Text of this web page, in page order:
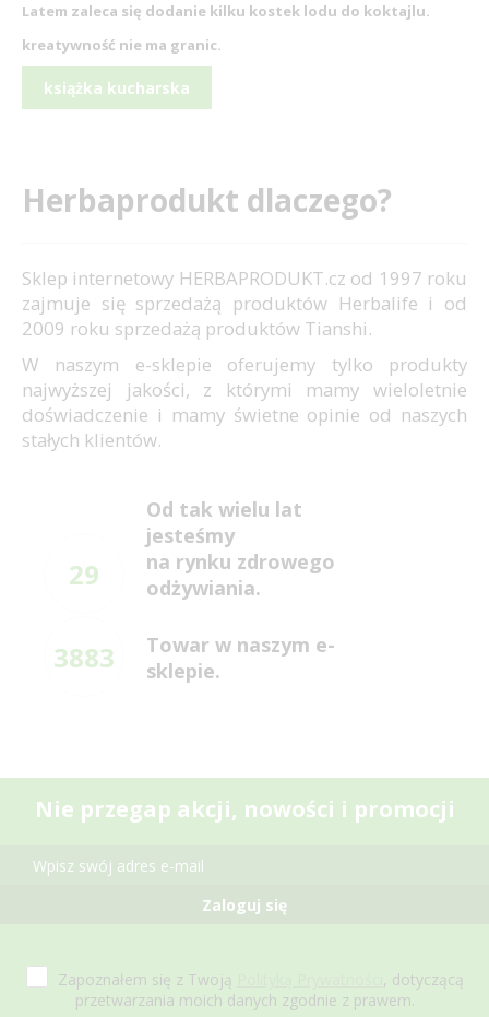
Latem zaleca się dodanie kilku kostek lodu do koktajlu.
kreatywność nie ma granic.
książka kucharska
Herbaprodukt dlaczego?
Sklep internetowy HERBAPRODUKT.cz od 1997 roku
zajmuje się sprzedażą produktów Herbalife i od
2009 roku sprzedażą produktów Tianshi.
W naszym e-sklepie oferujemy tylko produkty
najwyższej jakości, z którymi mamy wieloletnie
doświadczenie i mamy świetne opinie od naszych
stałych klientów.
29
Od tak wielu lat
jesteśmy
na rynku zdrowego
odżywiania.
3883
Towar w naszym e-
sklepie.
Nie przegap akcji, nowości i promocji
Zaloguj się
Zapoznałem się z Twoją
, dotyczącą
przetwarzania moich danych zgodnie z prawem.